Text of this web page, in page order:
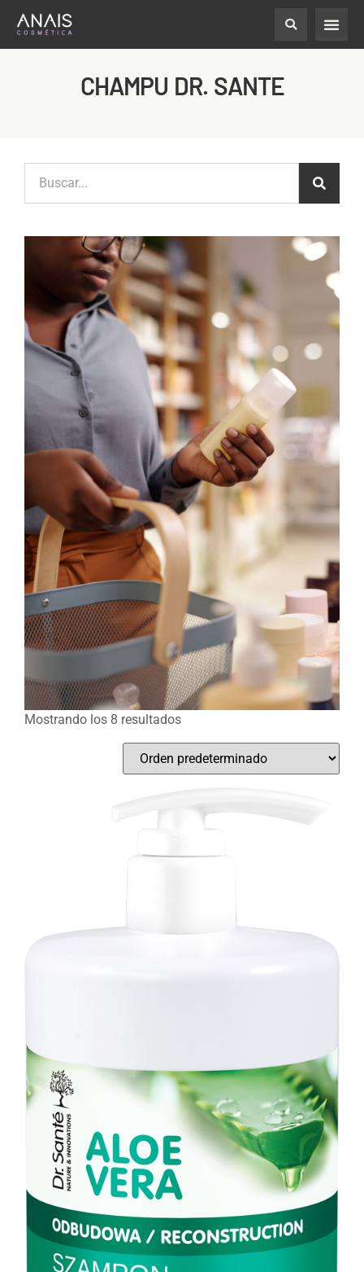
CHAMPU DR. SANTE
Mostrando los 8 resultados